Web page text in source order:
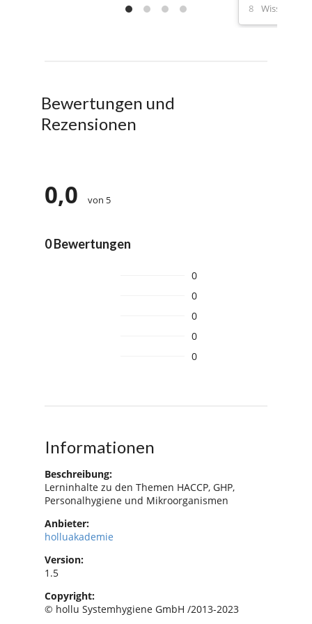
Bewertungen und
Rezensionen
0,0 von 5
0 Bewertungen
0
0
0
0
0
Informationen
Beschreibung:
Lerninhalte zu den Themen HACCP, GHP,
Personalhygiene und Mikroorganismen
Anbieter:
holluakademie
Version:
1.5
Copyright:
© hollu Systemhygiene GmbH /2013-2023